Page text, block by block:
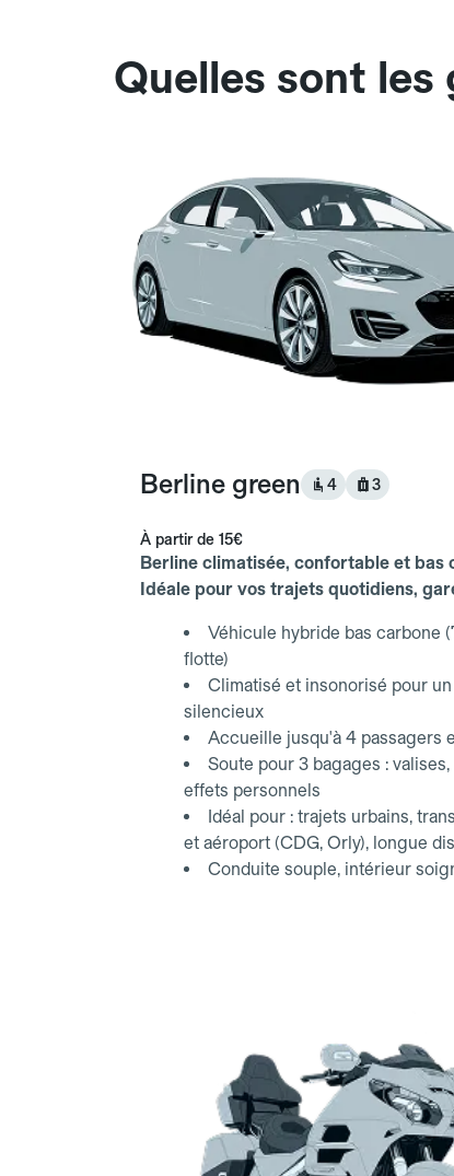
Quelles sont les
Berline green 4 3
À partir de 15€
Berline climatisée, confortable et bas
Idéale pour vos trajets quotidiens,
Véhicule hybride bas carbone
flotte)
Climatisé et insonorisé pour
silencieux
Accueille jusqu'à 4 passagers
Soute pour 3 bagages : valises,
effets personnels
Idéal pour : trajets urbains,
et aéroport (CDG, Orly), longue
Conduite souple, intérieur